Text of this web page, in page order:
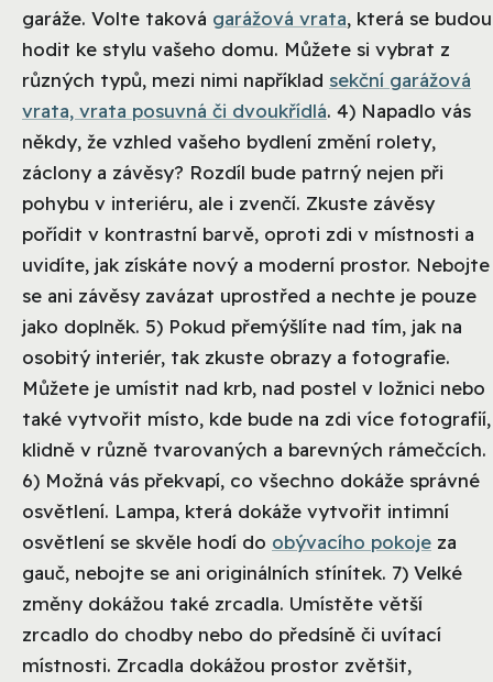
garáže. Volte taková garážová vrata, která se budou
hodit ke stylu vašeho domu. Můžete si vybrat z
různých typů, mezi nimi například sekční garážová
vrata, vrata posuvná či dvoukřídlá. 4) Napadlo vás
někdy, že vzhled vašeho bydlení změní rolety,
záclony a závěsy? Rozdíl bude patrný nejen při
pohybu v interiéru, ale i zvenčí. Zkuste závěsy
pořídit v kontrastní barvě, oproti zdi v místnosti a
uvidíte, jak získáte nový a moderní prostor. Nebojte
se ani závěsy zavázat uprostřed a nechte je pouze
jako doplněk. 5) Pokud přemýšlíte nad tím, jak na
osobitý interiér, tak zkuste obrazy a fotografie.
Můžete je umístit nad krb, nad postel v ložnici nebo
také vytvořit místo, kde bude na zdi více fotografií,
klidně v různě tvarovaných a barevných rámečcích.
6) Možná vás překvapí, co všechno dokáže správné
osvětlení. Lampa, která dokáže vytvořit intimní
osvětlení se skvěle hodí do obývacího pokoje za
gauč, nebojte se ani originálních stínítek. 7) Velké
změny dokážou také zrcadla. Umístěte větší
zrcadlo do chodby nebo do předsíně či uvítací
místnosti. Zrcadla dokážou prostor zvětšit,